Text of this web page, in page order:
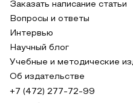
Заказать написание статьи
Вопросы и ответы
Интервью
Научный блог
Учебные и методические
Об издательстве
+7 (472) 277-72-99